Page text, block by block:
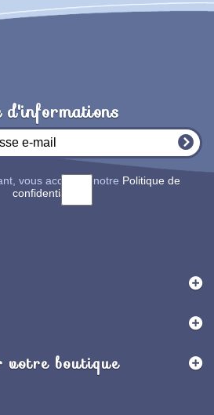
d'informations
vous acceptez notre Politique de
confidentialité
boutique